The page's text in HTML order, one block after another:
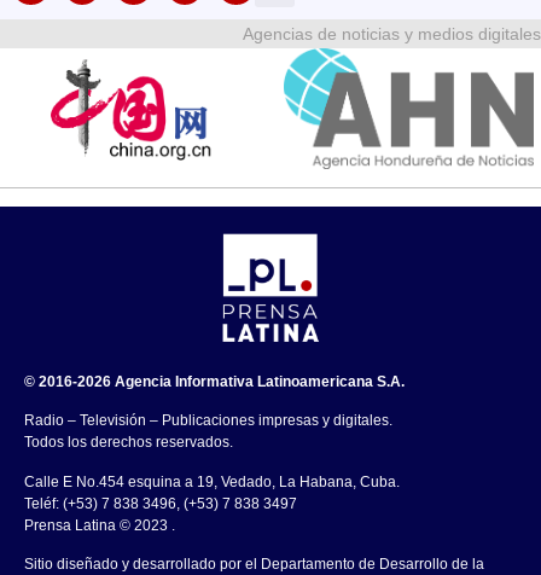
Agencias de noticias y medios digitales
© 2016-2026 Agencia Informativa Latinoamericana S.A.
Radio – Televisión – Publicaciones impresas y digitales.
Todos los derechos reservados.
Calle E No.454 esquina a 19, Vedado, La Habana, Cuba.
Teléf: (+53) 7 838 3496, (+53) 7 838 3497
Prensa Latina © 2023 .
Sitio diseñado y desarrollado por el Departamento de Desarrollo de la